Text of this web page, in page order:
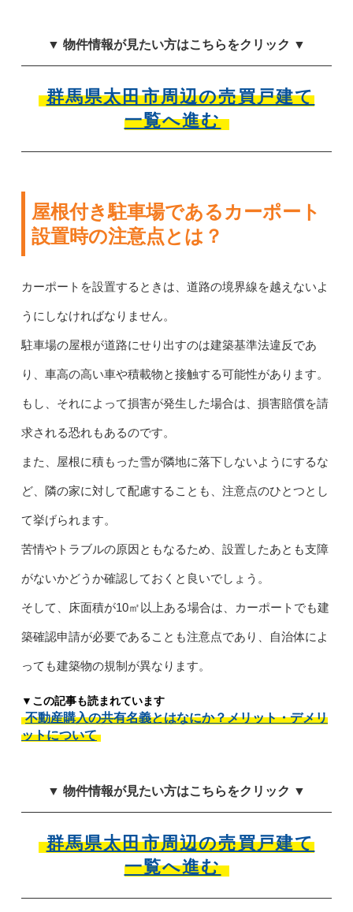
▼ 物件情報が見たい方はこちらをクリック ▼
群馬県太田市周辺の売買戸建て
一覧へ進む
屋根付き駐車場であるカーポート
設置時の注意点とは？
カーポートを設置するときは、道路の境界線を越えないよ
うにしなければなりません。
駐車場の屋根が道路にせり出すのは建築基準法違反であ
り、車高の高い車や積載物と接触する可能性があります。
もし、それによって損害が発生した場合は、損害賠償を請
求される恐れもあるのです。
また、屋根に積もった雪が隣地に落下しないようにするな
ど、隣の家に対して配慮することも、注意点のひとつとし
て挙げられます。
苦情やトラブルの原因ともなるため、設置したあとも支障
がないかどうか確認しておくと良いでしょう。
そして、床面積が10㎡以上ある場合は、カーポートでも建
築確認申請が必要であることも注意点であり、自治体によ
っても建築物の規制が異なります。
▼この記事も読まれています
不動産購入の共有名義とはなにか？メリット・デメリ
ットについて
▼ 物件情報が見たい方はこちらをクリック ▼
群馬県太田市周辺の売買戸建て
一覧へ進む